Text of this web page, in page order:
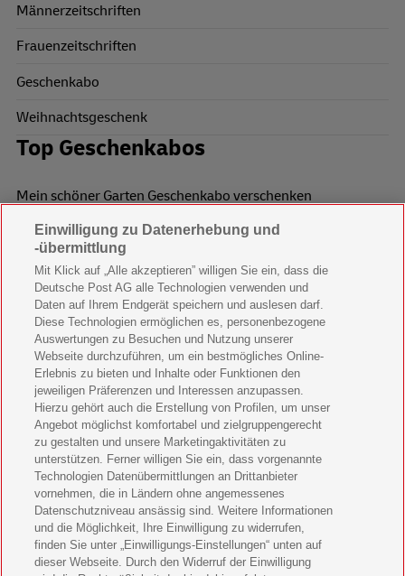
Männerzeitschriften
Frauenzeitschriften
Geschenkabo
Weihnachtsgeschenk
Top Geschenkabos
Mein schöner Garten Geschenkabo verschenken
Wohnen & Garten Geschenkabo verschenken
Mein schönes Land Geschenkabo verschenken
Bild der Frau Geschenkabo verschenken
11 Freunde Geschenkabo verschenken
LEGO Ninjago Magazin Geschenkabo verschenken
Brigitte Geschenkabo verschenken
GEOlino Geschenkabo verschenken
Stern Crime Geschenkabo verschenken
Welt der Wunder Geschenkabo verschenken
GEO Geschenkabo verschenken
Einwilligung zu Datenerhebung und
-übermittlung
Mit Klick auf „Alle akzeptieren” willigen Sie ein, dass die
Deutsche Post AG alle Technologien verwenden und
Daten auf Ihrem Endgerät speichern und auslesen darf.
Diese Technologien ermöglichen es, personenbezogene
Auswertungen zu Besuchen und Nutzung unserer
Webseite durchzuführen, um ein bestmögliches Online-
Erlebnis zu bieten und Inhalte oder Funktionen den
jeweiligen Präferenzen und Interessen anzupassen.
Hierzu gehört auch die Erstellung von Profilen, um unser
Angebot möglichst komfortabel und zielgruppengerecht
zu gestalten und unsere Marketingaktivitäten zu
unterstützen. Ferner willigen Sie ein, dass vorgenannte
Technologien Datenübermittlungen an Drittanbieter
vornehmen, die in Ländern ohne angemessenes
Datenschutzniveau ansässig sind. Weitere Informationen
und die Möglichkeit, Ihre Einwilligung zu widerrufen,
finden Sie unter „Einwilligungs-Einstellungen“ unten auf
dieser Webseite. Durch den Widerruf der Einwilligung